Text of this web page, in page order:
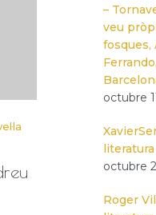
–
veu
fosques,
octubre
octubre
Roger